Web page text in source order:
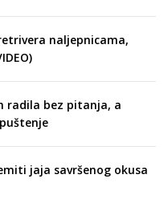
naljepnicama,
radila bez pitanja, a
jaja savršenog okusa